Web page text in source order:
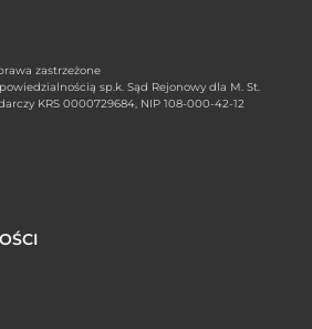
zastrzeżone
sp.k. Sąd Rejonowy dla M. St.
KRS 0000729684, NIP 108-000-42-12